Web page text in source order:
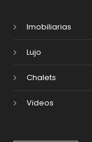
Imobiliarias
Lujo
Chalets
Videos